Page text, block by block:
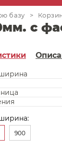
базу >
с
900